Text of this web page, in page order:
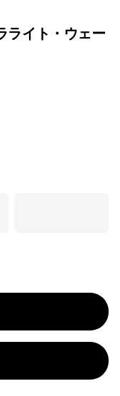
ライト・ウェー